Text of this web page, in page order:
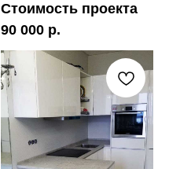
Стоимость проекта
90 000 р.